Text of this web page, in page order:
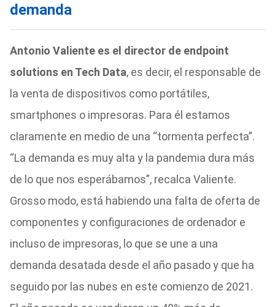
demanda
Antonio Valiente es el director de endpoint
solutions en Tech Data, es decir, el responsable de
la venta de dispositivos como portátiles,
smartphones o impresoras. Para él estamos
claramente en medio de una “tormenta perfecta”.
“La demanda es muy alta y la pandemia dura más
de lo que nos esperábamos”, recalca Valiente.
Grosso modo, está habiendo una falta de oferta de
componentes y configuraciones de ordenador e
incluso de impresoras, lo que se une a una
demanda desatada desde el año pasado y que ha
seguido por las nubes en este comienzo de 2021.